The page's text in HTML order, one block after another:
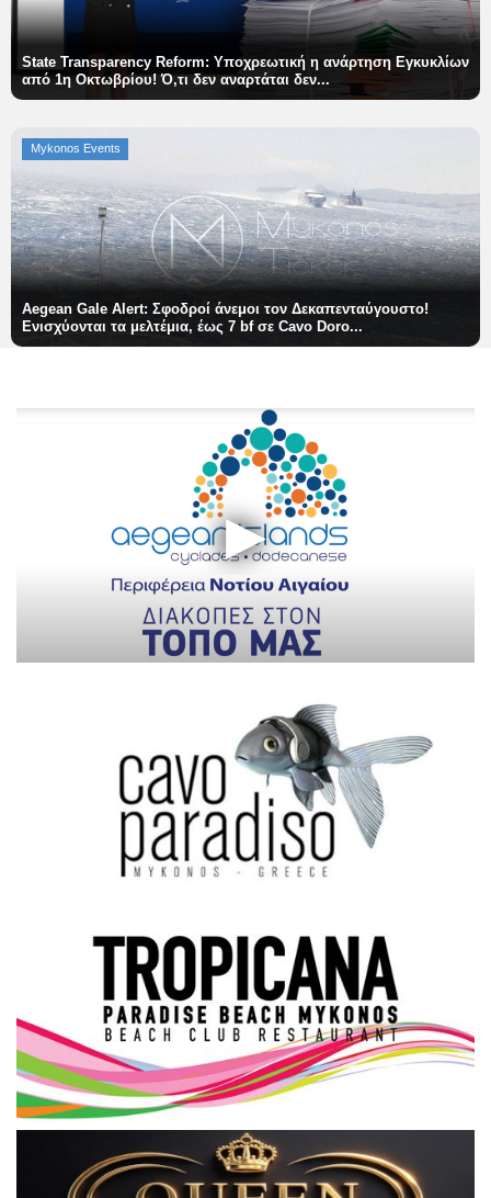
State Transparency Reform: Υποχρεωτική η ανάρτηση Εγκυκλίων
από 1η Οκτωβρίου! Ό,τι δεν αναρτάται δεν...
Mykonos Events
Aegean Gale Alert: Σφοδροί άνεμοι τον Δεκαπενταύγουστο!
Ενισχύονται τα μελτέμια, έως 7 bf σε Cavo Doro...